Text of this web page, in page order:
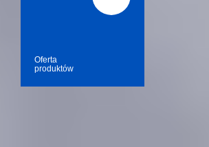
Oferta
produktów